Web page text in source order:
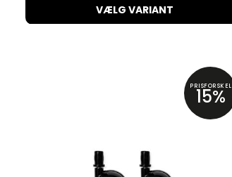
VÆLG VARIANT
PRISFORSKEL
15%